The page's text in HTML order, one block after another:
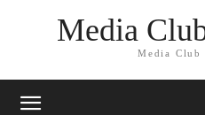
Media
Media Club